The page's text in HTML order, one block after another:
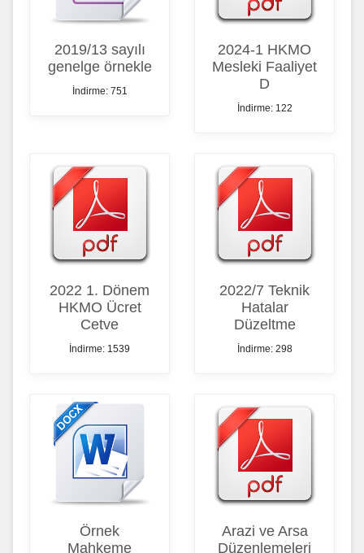
2019/13 sayılı
genelge örnekle
İndirme: 751
2024-1 HKMO
Mesleki Faaliyet
D
İndirme: 122
2022 1. Dönem
HKMO Ücret
Cetve
İndirme: 1539
2022/7 Teknik
Hatalar
Düzeltme
İndirme: 298
Örnek
Mahkeme
Arazi ve Arsa
Düzenlemeleri